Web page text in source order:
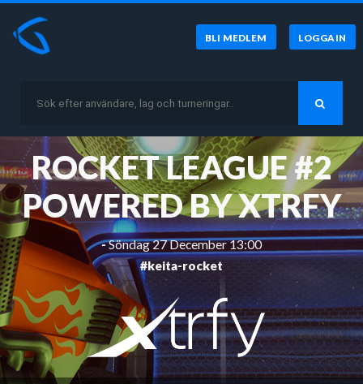
BLI MEDLEM LOGGA IN
ROCKET LEAGUE #2
POWERED BY XTRFY
-Söndag 27 December 13:00
#keita-rocket